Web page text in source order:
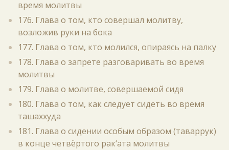
время молитвы
176. Глава о том, кто совершал молитву,
возложив руки на бока
177. Глава о том, кто молился, опираясь на палку
178. Глава о запрете разговаривать во время
молитвы
179. Глава о молитве, совершаемой сидя
180. Глава о том, как следует сидеть во время
ташаххуда
181. Глава о сидении особым образом (таваррук)
в конце четвёртого рак‘ата молитвы